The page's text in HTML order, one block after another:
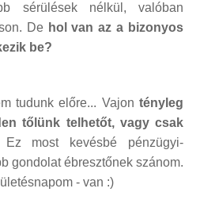
sérülések nélkül, valóban
De hol van az a bizonyos
be?
tudunk előre... Vajon tényleg
tőlünk telhetőt, vagy csak
Ez most kevésbé pénzügyi-
gondolat ébresztőnek szánom.
- van :)